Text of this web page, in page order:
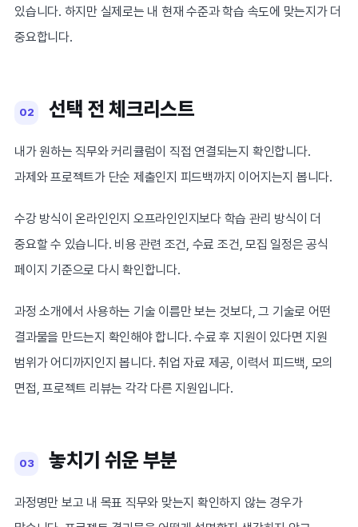
있습니다. 하지만 실제로는 내 현재 수준과 학습 속도에 맞는지가 더
중요합니다.
02 선택 전 체크리스트
내가 원하는 직무와 커리큘럼이 직접 연결되는지 확인합니다.
과제와 프로젝트가 단순 제출인지 피드백까지 이어지는지 봅니다.
수강 방식이 온라인인지 오프라인인지보다 학습 관리 방식이 더
중요할 수 있습니다. 비용 관련 조건, 수료 조건, 모집 일정은 공식
페이지 기준으로 다시 확인합니다.
과정 소개에서 사용하는 기술 이름만 보는 것보다, 그 기술로 어떤
결과물을 만드는지 확인해야 합니다. 수료 후 지원이 있다면 지원
범위가 어디까지인지 봅니다. 취업 자료 제공, 이력서 피드백, 모의
면접, 프로젝트 리뷰는 각각 다른 지원입니다.
03 놓치기 쉬운 부분
과정명만 보고 내 목표 직무와 맞는지 확인하지 않는 경우가